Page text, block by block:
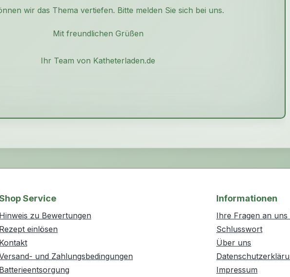
wir das Thema vertiefen. Bitte melden Sie sich bei uns.
Mit freundlichen Grüßen
Ihr Team von Katheterladen.de
Service
Hinweis zu Bewertungen
Rezept einlösen
Kontakt
und Zahlungsbedingungen
Batterieentsorgung
Informationen
Ihre Fragen an uns
Schlusswort
Über uns
Impressum